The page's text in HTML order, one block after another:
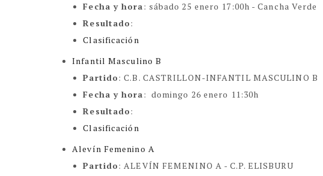
Fecha y hora: sábado 25 enero 17:00h - Cancha Verde
Resultado:
Clasificación
Infantil Masculino B
Partido:C.B. CASTRILLON-INFANTIL MASCULINO B
Fecha y hora: domingo 26 enero 11:30h
Resultado:
Clasificación
Alevín Femenino A
Partido: ALEVÍN FEMENINO A -C.P. ELISBURU